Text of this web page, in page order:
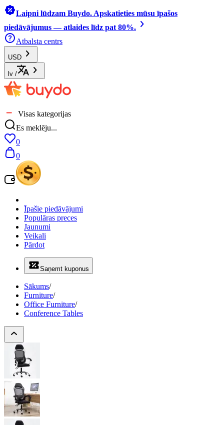
Laipni lūdzam Buydo. Apskatieties mūsu īpašos
piedāvājumus — atlaides līdz pat 80%.
Atbalsta centrs
USD
lv /
Visas kategorijas
Es meklēju...
0
0
Īpašie piedāvājumi
Populāras preces
Jaunumi
Veikali
Pārdot
Saņemt kuponus
Sākums/
Furniture/
Office Furniture/
Conference Tables